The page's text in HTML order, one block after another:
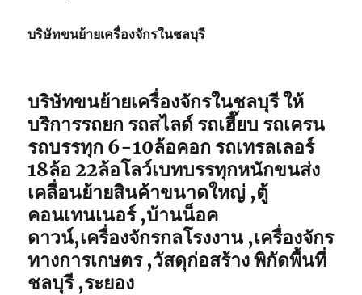
บริษัทขนย้ายเครื่องจักรในชลบุรี
บริษัทขนย้ายเครื่องจักรในชลบุรี ให้
บริการรถยก รถสไลด์ รถเฮี๊ยบ รถเครน
รถบรรทุก 6-10ล้อคอก รถเทรลเลอร์
18ล้อ 22ล้อโลว์เบทบรรทุกหนักขนส่ง
เคลื่อนย้ายสินค้าขนาดใหญ่ ,ตู้
คอนเทนเนอร์ ,บ้านน็อค
ดาวน์,เครื่องจักรกลโรงงาน ,เครื่องจักร
ทางการเกษตร ,วัสดุก่อสร้าง พิกัดพื้นที่
ชลบุรี ,ระยอง